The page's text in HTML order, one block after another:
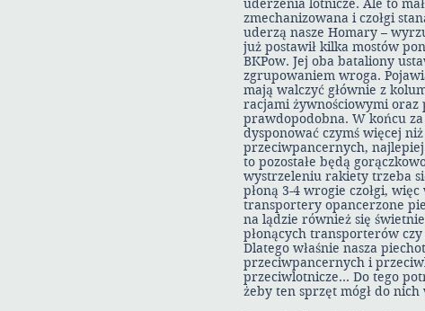
uderzenia lotnicze. Ale to
zmechanizowana i czołgi
uderzą nasze Homary –
już postawił kilka mostów
BKPow. Jej oba bataliony
zgrupowaniem wroga.
mają walczyć głównie z
racjami żywnościowymi oraz
prawdopodobna. W końcu
dysponować czymś więcej
przeciwpancernych,
to pozostałe będą
wystrzeleniu rakiety trzeba
płoną 3-4 wrogie czołgi,
transportery opancerzone
na lądzie również się
płonących transporterów
Dlatego właśnie nasza
przeciwpancernych i
przeciwlotnicze… Do tego
żeby ten sprzęt mógł do nich